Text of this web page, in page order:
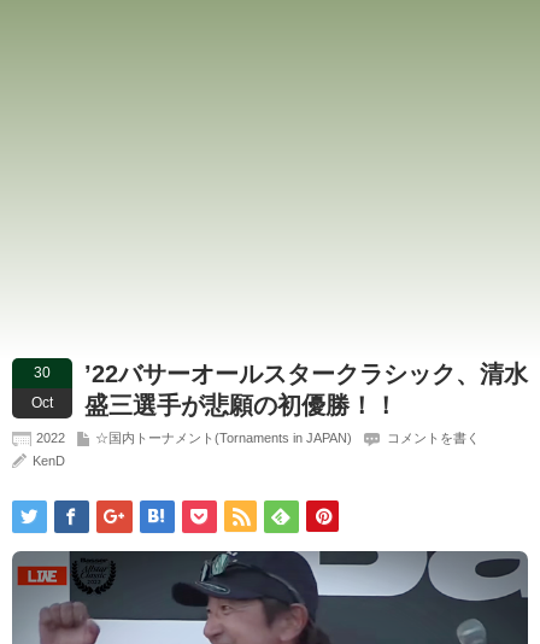
30
Oct
’22バサーオールスタークラシック、清水
盛三選手が悲願の初優勝！！
2022 ☆国内トーナメント(Tornaments in JAPAN)
コメントを書く
KenD